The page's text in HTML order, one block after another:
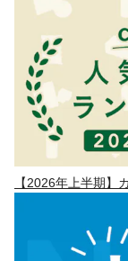
【2026年上半期】